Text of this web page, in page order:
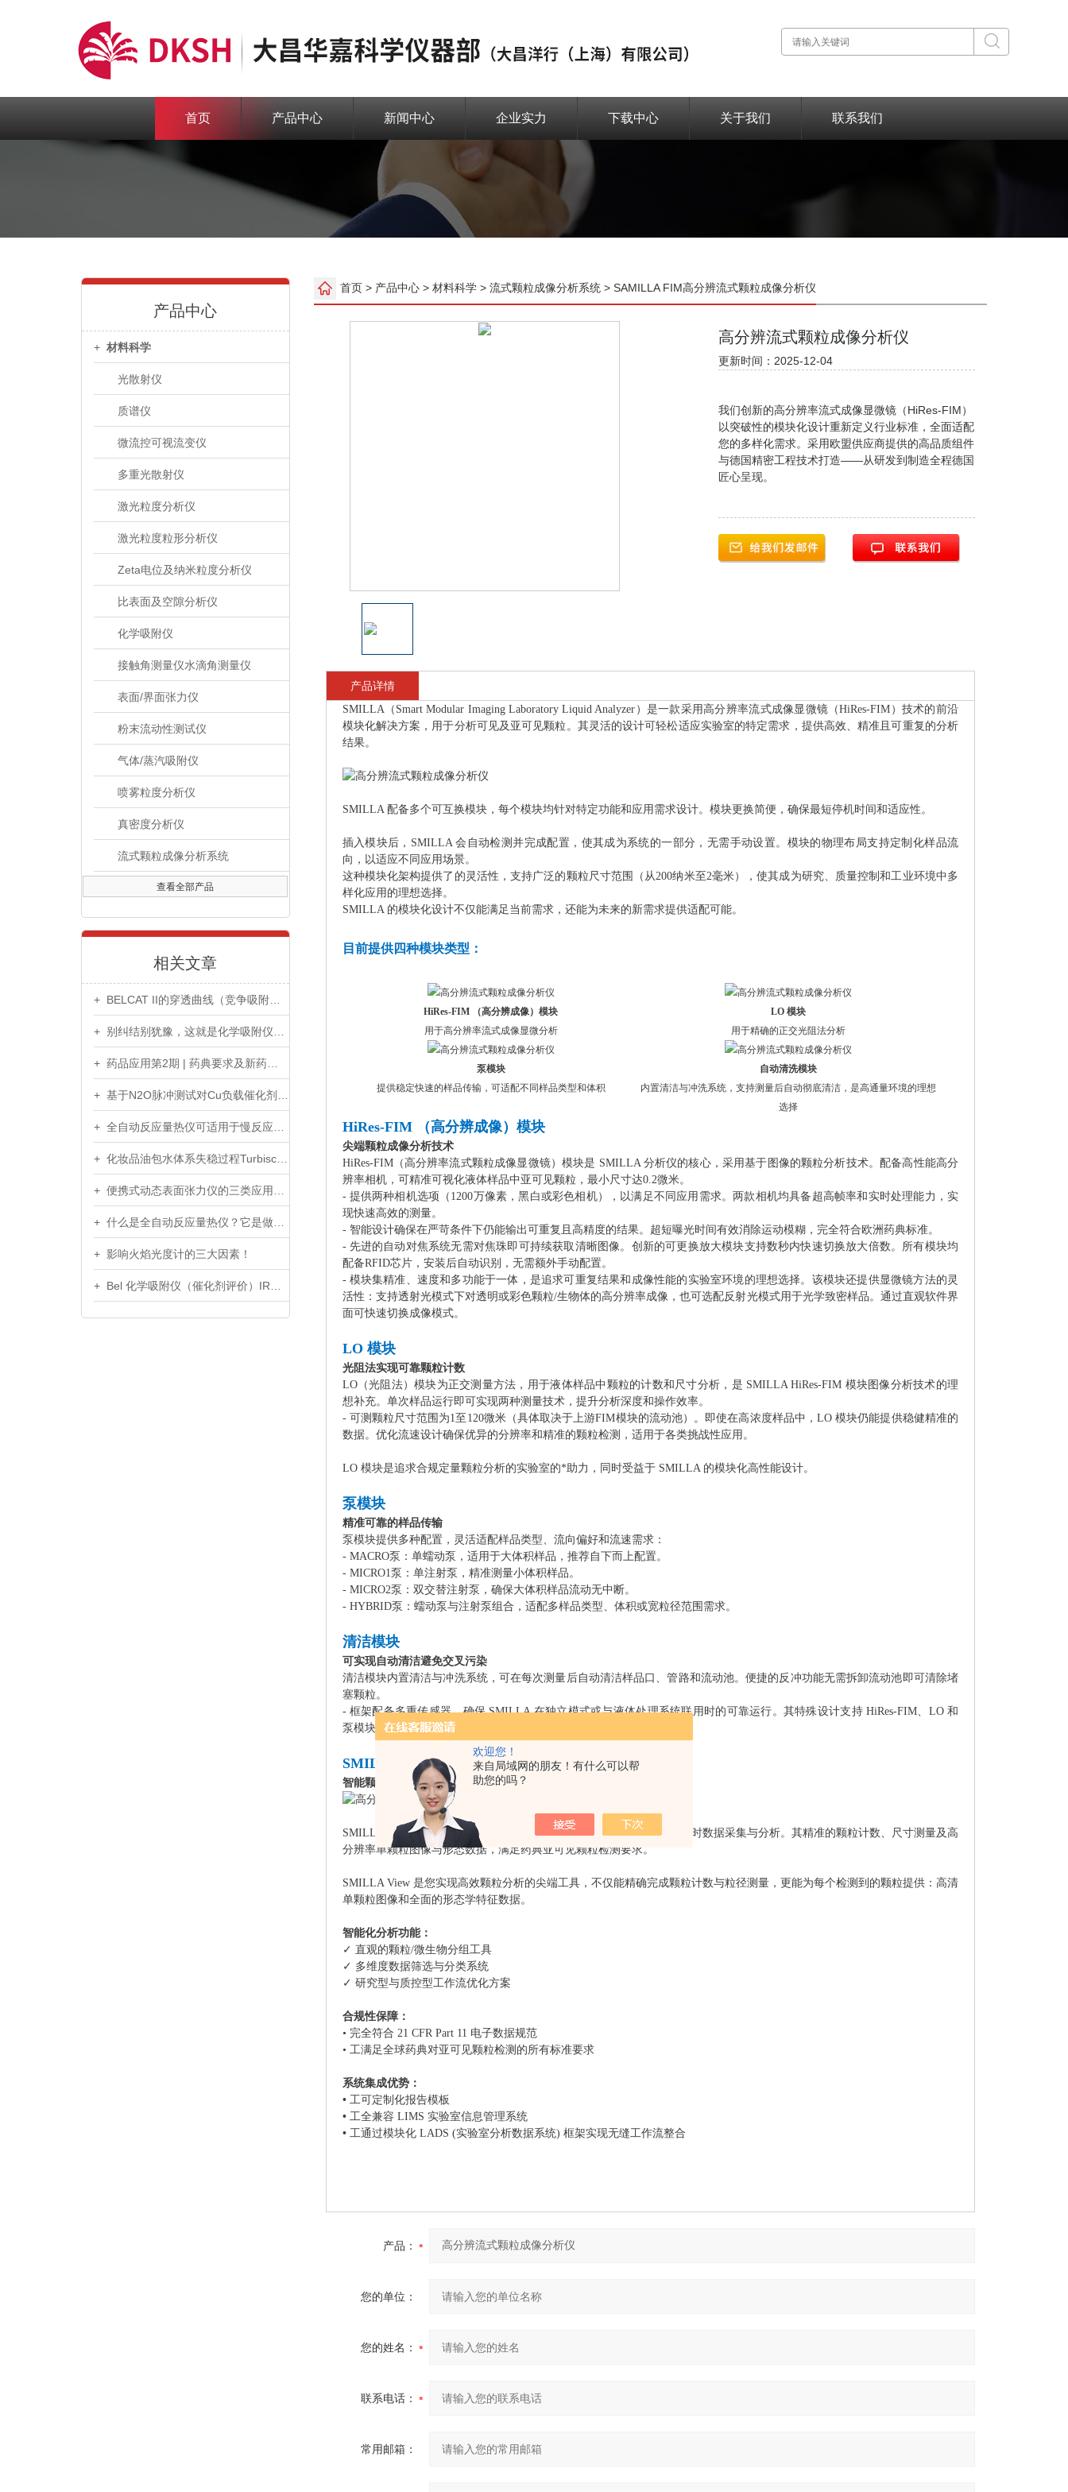
欢迎您！
来自局域网的朋友！有什么可以帮
助您的吗？
首页 产品中心 新闻中心 企业实力 下载中心 关于我们 联系我们
产品中心
+ 材料科学
光散射仪
质谱仪
微流控可视流变仪
多重光散射仪
激光粒度分析仪
激光粒度粒形分析仪
Zeta电位及纳米粒度分析仪
比表面及空隙分析仪
化学吸附仪
接触角测量仪水滴角测量仪
表面/界面张力仪
粉末流动性测试仪
气体/蒸汽吸附仪
喷雾粒度分析仪
真密度分析仪
流式颗粒成像分析系统
查看全部产品
相关文章
+ 影响火焰光度计的三大因素！
首页> 产品中心> 材料科学> 流式颗粒成像分析系统> SAMILLA FIM高分辨流式颗粒成像分析仪
高分辨流式颗粒成像分析仪
更新时间：2025-12-04
我们创新的高分辨率流式成像显微镜（HiRes-FIM）
以突破性的模块化设计重新定义行业标准，全面适配
您的多样化需求。采用欧盟供应商提供的高品质组件
与德国精密工程技术打造——从研发到制造全程德国
匠心呈现。
产品详情
SMILLA（Smart Modular Imaging Laboratory Liquid Analyzer）是一款采用高分辨率流式成像显微镜（HiRes-FIM）技术的前沿
模块化解决方案，用于分析可见及亚可见颗粒。其灵活的设计可轻松适应实验室的特定需求，提供高效、精准且可重复的分析
结果。
SMILLA 配备多个可互换模块，每个模块均针对特定功能和应用需求设计。模块更换简便，确保最短停机时间和适应性。
插入模块后，SMILLA 会自动检测并完成配置，使其成为系统的一部分，无需手动设置。模块的物理布局支持定制化样品流
向，以适应不同应用场景。
这种模块化架构提供了的灵活性，支持广泛的颗粒尺寸范围（从200纳米至2毫米），使其成为研究、质量控制和工业环境中多
样化应用的理想选择。
SMILLA 的模块化设计不仅能满足当前需求，还能为未来的新需求提供适配可能。
目前提供四种模块类型：
HiRes-FIM （高分辨成像）模块
用于高分辨率流式成像显微分析
LO 模块
用于精确的正交光阻法分析
泵模块
提供稳定快速的样品传输，可适配不同样品类型和体积
自动清洗模块
内置清洁与冲洗系统，支持测量后自动彻底清洁，是高通量环境的理想
选择
HiRes-FIM （高分辨成像）模块
尖端颗粒成像分析技术
HiRes-FIM（高分辨率流式颗粒成像显微镜）模块是 SMILLA 分析仪的核心，采用基于图像的颗粒分析技术。配备高性能高分
辨率相机，可精准可视化液体样品中亚可见颗粒，最小尺寸达0.2微米。
- 提供两种相机选项（1200万像素，黑白或彩色相机），以满足不同应用需求。两款相机均具备超高帧率和实时处理能力，实
现快速高效的测量。
- 智能设计确保在严苛条件下仍能输出可重复且高精度的结果。超短曝光时间有效消除运动模糊，完全符合欧洲药典标准。
- 先进的自动对焦系统无需对焦珠即可持续获取清晰图像。创新的可更换放大模块支持数秒内快速切换放大倍数。所有模块均
配备RFID芯片，安装后自动识别，无需额外手动配置。
- 模块集精准、速度和多功能于一体，是追求可重复结果和成像性能的实验室环境的理想选择。 该模块还提供显微镜方法的灵
活性：支持透射光模式下对透明或彩色颗粒/生物体的高分辨率成像，也可选配反射光模式用于光学致密样品。通过直观软件界
面可快速切换成像模式。
LO 模块
光阻法实现可靠颗粒计数
LO（光阻法）模块为正交测量方法，用于液体样品中颗粒的计数和尺寸分析，是 SMILLA HiRes-FIM 模块图像分析技术的理
想补充。单次样品运行即可实现两种测量技术，提升分析深度和操作效率。
- 可测颗粒尺寸范围为1至120微米（具体取决于上游FIM模块的流动池）。即使在高浓度样品中，LO 模块仍能提供稳健精准的
数据。优化流速设计确保优异的分辨率和精准的颗粒检测，适用于各类挑战性应用。
LO 模块是追求合规定量颗粒分析的实验室的*助力，同时受益于 SMILLA 的模块化高性能设计。
泵模块
精准可靠的样品传输
泵模块提供多种配置，灵活适配样品类型、流向偏好和流速需求：
- MACRO泵：单蠕动泵，适用于大体积样品，推荐自下而上配置。
- MICRO1泵：单注射泵，精准测量小体积样品。
- MICRO2泵：双交替注射泵，确保大体积样品流动无中断。
- HYBRID泵：蠕动泵与注射泵组合，适配多样品类型、体积或宽粒径范围需求。
清洁模块
可实现自动清洁避免交叉污染
清洁模块内置清洁与冲洗系统，可在每次测量后自动清洁样品口、管路和流动池。便捷的反冲功能无需拆卸流动池即可清除堵
塞颗粒。
- 框架配备多重传感器，确保 SMILLA 在独立模式或与液体处理系统联用时的可靠运行。其特殊设计支持 HiRes-FIM、LO 和
泵模块的灵活配置。
SMILLA View 软件
智能颗粒分析与直观控制
SMILLA View 是一款直观易用的软件，可全面控制所有模块，并实现实时数据采集与分析。其精准的颗粒计数、尺寸测量及高
分辨率单颗粒图像与形态数据，满足药典亚可见颗粒检测要求。
SMILLA View 是您实现高效颗粒分析的尖端工具，不仅能精确完成颗粒计数与粒径测量，更能为每个检测到的颗粒提供： 高清
单颗粒图像和全面的形态学特征数据。
智能化分析功能：
✓ 直观的颗粒/微生物分组工具
✓ 多维度数据筛选与分类系统
✓ 研究型与质控型工作流优化方案
合规性保障：
• 完全符合 21 CFR Part 11 电子数据规范
• 工满足全球药典对亚可见颗粒检测的所有标准要求
系统集成优势：
• 工可定制化报告模板
• 工全兼容 LIMS 实验室信息管理系统
• 工通过模块化 LADS (实验室分析数据系统) 框架实现无缝工作流整合
产品：
您的单位：
您的姓名：
联系电话：
常用邮箱：